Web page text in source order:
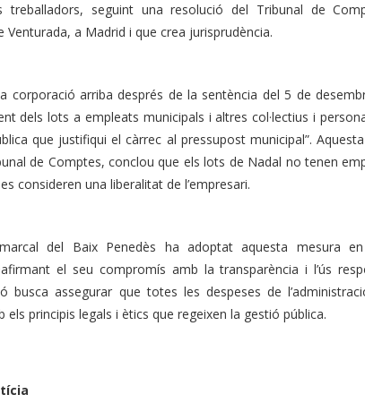
treballadors, seguint una resolució del Tribunal de
Venturada, a Madrid i que crea jurisprudència.
corporació arriba després de la sentència del 5 de
dels lots a empleats municipals i altres col·lectius i
que justifiqui el càrrec al pressupost municipal”.
de Comptes, conclou que els lots de Nadal no tenen
consideren una liberalitat de l’empresari.
del Baix Penedès ha adoptat aquesta mesura
el seu compromís amb la transparència i l’ús
busca assegurar que totes les despeses de
els principis legals i ètics que regeixen la gestió pública.